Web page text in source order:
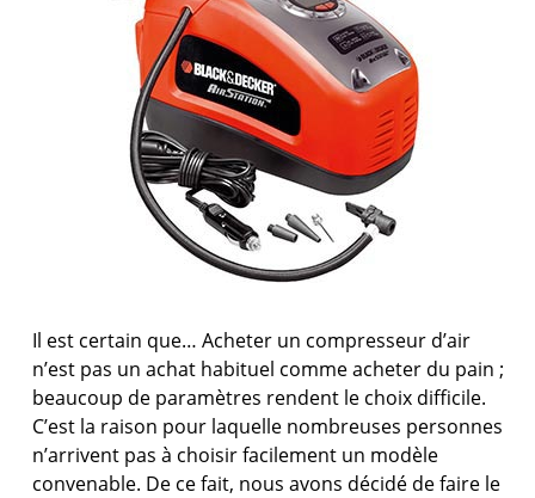
Il est certain que… Acheter un compresseur d’air
n’est pas un achat habituel comme acheter du pain ;
beaucoup de paramètres rendent le choix difficile.
C’est la raison pour laquelle nombreuses personnes
n’arrivent pas à choisir facilement un modèle
convenable. De ce fait, nous avons décidé de faire le